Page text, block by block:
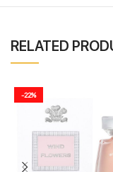
RELATED
-22%